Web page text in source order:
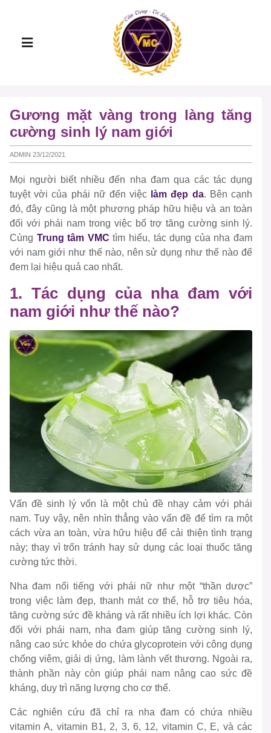
Gương mặt vàng trong làng tăng
cường sinh lý nam giới
ADMIN 23/12/2021
Mọi người biết nhiều đến nha đam qua các tác dụng
tuyệt vời của phái nữ đến việc làm đẹp da. Bên cạnh
đó, đây cũng là một phương pháp hữu hiệu và an toàn
đối với phái nam trong việc bổ trợ tăng cường sinh lý.
Cùng Trung tâm VMC tìm hiểu, tác dụng của nha đam
với nam giới như thế nào, nên sử dụng như thế nào để
đem lại hiệu quả cao nhất.
1. Tác dụng của nha đam với
nam giới như thế nào?
Vấn đề sinh lý vốn là một chủ đề nhạy cảm với phái
nam. Tuy vậy, nên nhìn thẳng vào vấn đề để tìm ra một
cách vừa an toàn, vừa hữu hiệu để cải thiện tình trạng
này; thay vì trốn tránh hay sử dụng các loại thuốc tăng
cường tức thời.
Nha đam nổi tiếng với phái nữ như một “thần dược”
trong việc làm đẹp, thanh mát cơ thể, hỗ trợ tiêu hóa,
tăng cường sức đề kháng và rất nhiều ích lợi khác. Còn
đối với phái nam, nha đam giúp tăng cường sinh lý,
nâng cao sức khỏe do chứa glycoprotein với công dụng
chống viêm, giải dị ứng, làm lành vết thương. Ngoài ra,
thành phần này còn giúp phái nam nâng cao sức đề
kháng, duy trì năng lượng cho cơ thể.
Các nghiên cứu đã chỉ ra nha đam có chứa nhiều
vitamin A, vitamin B1, 2, 3, 6, 12, vitamin C, E, và các